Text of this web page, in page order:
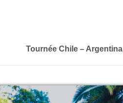
Tournée Chile – Argentina